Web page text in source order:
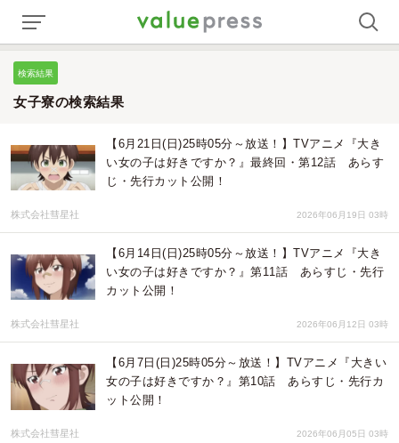
検索結果
女子寮の検索結果
【6月21日(日)25時05分～放送！】TVアニメ『大き
い女の子は好きですか？』最終回・第12話 あらす
じ・先行カット公開！
株式会社彗星社 2026年06月19日 03時
【6月14日(日)25時05分～放送！】TVアニメ『大き
い女の子は好きですか？』第11話 あらすじ・先行
カット公開！
株式会社彗星社 2026年06月12日 03時
【6月7日(日)25時05分～放送！】TVアニメ『大きい
女の子は好きですか？』第10話 あらすじ・先行カ
ット公開！
株式会社彗星社 2026年06月05日 03時